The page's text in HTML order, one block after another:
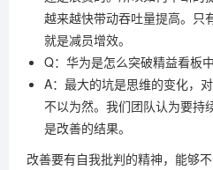
越来越快带动吞吐量提高。只
就是减员增效。
Q：华为是怎么突破精益看板
A：最大的坑是思维的变化，
不以为然。我们团队认为要持
是改善的结果。
改善要有自我批判的精神，能够